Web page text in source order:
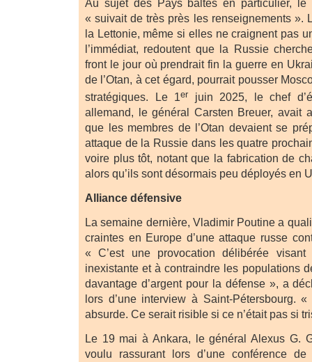
Au sujet des Pays baltes en particulier, le
« suivait de très près les renseignements ».
la Lettonie, même si elles ne craignent pas
l’immédiat, redoutent que la Russie
front le jour où prendrait fin la guerre en
de l’Otan, à cet égard, pourrait pousser
stratégiques. Le 1er
juin 2025, le chef
allemand, le général Carsten Breuer, avait
que les membres de l’Otan devaient se
attaque de la Russie dans les quatre
voire plus tôt, notant que la fabrication de
alors qu’ils sont désormais peu déployés en
Alliance défensive
La semaine dernière, Vladimir Poutine a
craintes en Europe d’une attaque russe
« C’est une provocation délibérée
inexistante et à contraindre les populations
davantage d’argent pour la défense », a
lors d’une interview à Saint-Pétersbourg. «
absurde. Ce serait risible si ce n’était pas si
Le 19 mai à Ankara, le général Alexus G.
voulu rassurant lors d’une conférence